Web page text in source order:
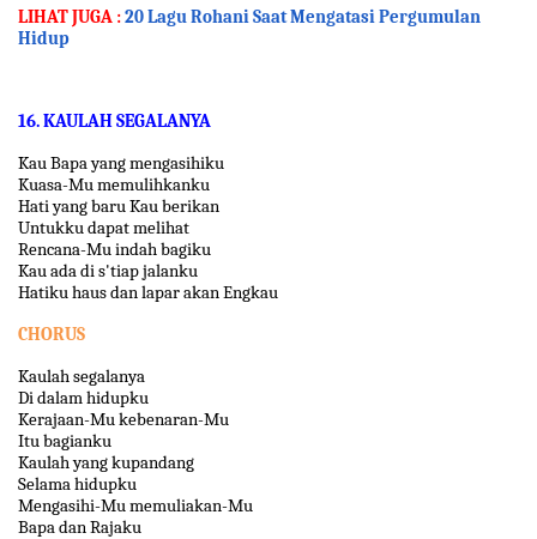
LIHAT JUGA :20 Lagu Rohani Saat Mengatasi Pergumulan
Hidup
16. KAULAH SEGALANYA
Kau Bapa yang mengasihiku
Kuasa-Mu memulihkanku
Hati yang baru Kau berikan
Untukku dapat melihat
Rencana-Mu indah bagiku
Kau ada di s'tiap jalanku
Hatiku haus dan lapar akan Engkau
CHORUS
Kaulah segalanya
Di dalam hidupku
Kerajaan-Mu kebenaran-Mu
Itu bagianku
Kaulah yang kupandang
Selama hidupku
Mengasihi-Mu memuliakan-Mu
Bapa dan Rajaku